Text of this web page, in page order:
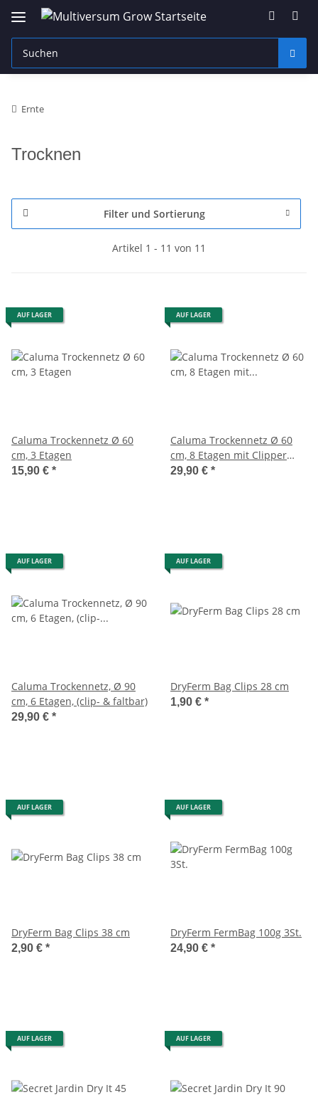
Ernte
Trocknen
Filter und Sortierung
Artikel 1 - 11 von 11
AUF LAGER
Caluma Trockennetz Ø 60
cm, 3 Etagen
15,90 € *
AUF LAGER
Caluma Trockennetz Ø 60
cm, 8 Etagen mit Clipper
Faltbar
29,90 € *
AUF LAGER
Caluma Trockennetz, Ø 90
cm, 6 Etagen, (clip- & faltbar)
29,90 € *
AUF LAGER
DryFerm Bag Clips 28 cm
1,90 € *
AUF LAGER
DryFerm Bag Clips 38 cm
2,90 € *
AUF LAGER
DryFerm FermBag 100g 3St.
24,90 € *
AUF LAGER AUF LAGER